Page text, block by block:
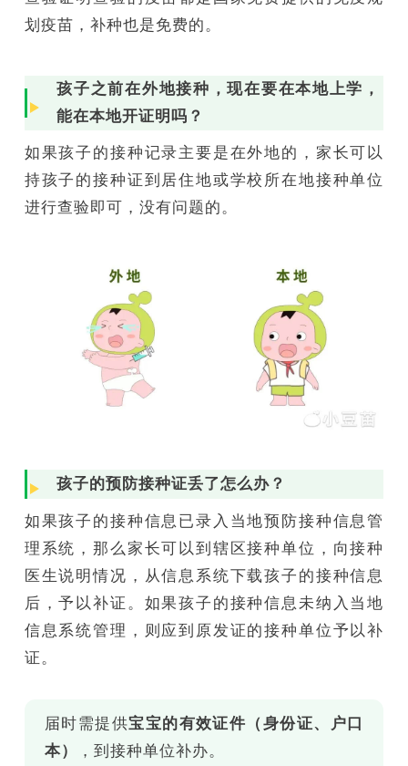
划疫苗，补种也是免费的。
孩子之前在外地接种，现在要在本地上学，
能在本地开证明吗？
如果孩子的接种记录主要是在外地的，家长可以
持孩子的接种证到居住地或学校所在地接种单位
进行查验即可，没有问题的。
孩子的预防接种证丢了怎么办？
如果孩子的接种信息已录入当地预防接种信息管
理系统，那么家长可以到辖区接种单位，向接种
医生说明情况，从信息系统下载孩子的接种信息
后，予以补证。如果孩子的接种信息未纳入当地
信息系统管理，则应到原发证的接种单位予以补
证。
届时需提供宝宝的有效证件（身份证、户口
本）
，到接种单位补办。